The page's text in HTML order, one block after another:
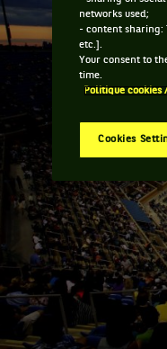
networks used;
- content sharing:
etc.].
Your consent to
time.
Politique cookies
Cookies